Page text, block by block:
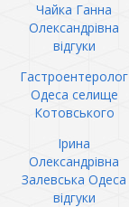
Чайка Ганна
Олександрівна
відгуки
Гастроентеролог
Одеса селище
Котовського
Ірина
Олександрівна
Залевська Одеса
відгуки